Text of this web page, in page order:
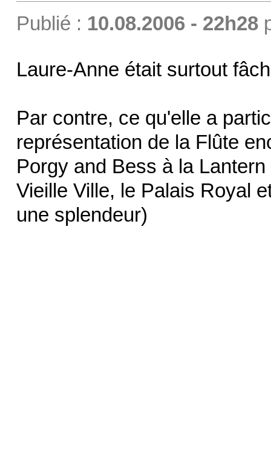
Publié : 10.08.2006 - 22h28
Laure-Anne était surtout
Par contre, ce qu'elle a
représentation de la Flûte
Porgy and Bess à la
Vieille Ville, le Palais Royal
une splendeur)